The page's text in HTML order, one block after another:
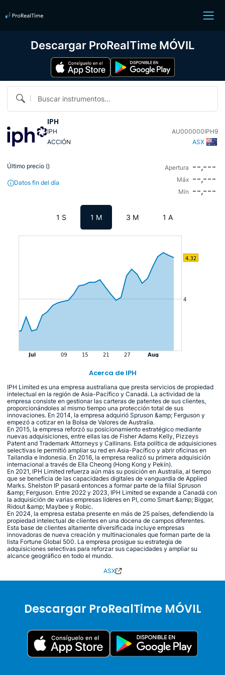
Buscar instrumentos...
IPH
IPH
AU000000IPH9
ACCIÓN
ASX
Último precio ()
Datos fin del día
Apertura --,---
Máx --,---
Mín --,---
1 S 1 M 3 M 1 A
Acerca de IPH
IPH Limited es una empresa australiana que presta servicios de propiedad
intelectual en la región de Asia-Pacífico y Canadá. La actividad de la
empresa consiste en gestionar las carteras de patentes de sus clientes,
proporcionándoles al mismo tiempo una protección total de sus
innovaciones. En 2014, la empresa adquirió Spruson &amp; Ferguson y
empezó a cotizar en la Bolsa de Valores de Australia.
En 2015, la empresa reforzó su posicionamiento estratégico mediante
nuevas adquisiciones, entre ellas las de Fisher Adams Kelly, Pizzeys
Patent and Trademark Attorneys y Callinans. Esta política de adquisiciones
selectivas le permitió ampliar su red en Asia-Pacífico y abrir oficinas en
Tailandia e Indonesia. En 2016, la empresa realizó su primera adquisición
internacional a través de Ella Cheong (Hong Kong y Pekín).
En 2021, IPH Limited refuerza aún más su posición en Australia, al tiempo
que se beneficia de las capacidades digitales de vanguardia de Applied
Marks. Shelston IP pasará entonces a formar parte de la filial Spruson
&amp; Ferguson. Entre 2022 y 2023, IPH Limited se expande a Canadá con
la adquisición de varias empresas líderes en PI, como Smart &amp; Biggar,
Ridout &amp; Maybee y Robic.
En 2024, la empresa estaba presente en más de 25 países, defendiendo la
propiedad intelectual de clientes en una docena de campos diferentes.
Esta base de clientes altamente diversificada incluye empresas
innovadoras de nueva creación y multinacionales que forman parte de la
lista Fortune Global 500. La empresa prosigue su estrategia de
adquisiciones selectivas para reforzar sus capacidades y ampliar su
alcance geográfico en todo el mundo.
ASX
Descargar ProRealTime MÓVIL
Descargar ProRealTime MÓVIL